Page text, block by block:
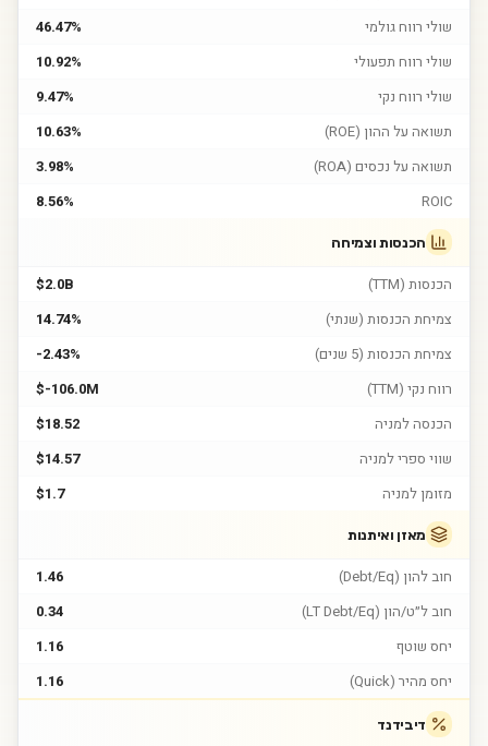
שולי רווח גולמי
46.47%
שולי רווח תפעולי
10.92%
שולי רווח נקי
9.47%
תשואה על ההון (ROE)
10.63%
תשואה על נכסים (ROA)
3.98%
ROIC
8.56%
הכנסות וצמיחה
הכנסות (TTM)
$2.0B
צמיחת הכנסות (שנתי)
14.74%
צמיחת הכנסות (5 שנים)
-2.43%
רווח נקי (TTM)
$-106.0M
הכנסה למניה
$18.52
שווי ספרי למניה
$14.57
מזומן למניה
$1.7
מאזן ואיתנות
חוב להון (Debt/Eq)
1.46
חוב ל״ט/הון (LT Debt/Eq)
0.34
יחס שוטף
1.16
יחס מהיר (Quick)
1.16
דיבידנד